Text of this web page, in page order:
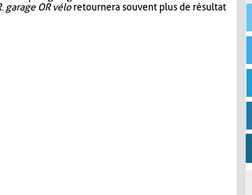
. garage OR véloretournera souvent plus de résultat